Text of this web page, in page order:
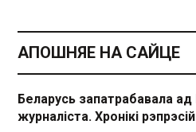
АПОШНЯЕ НА САЙЦЕ
Беларусь запатрабавала
журналіста. Хронікі